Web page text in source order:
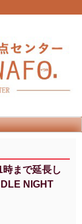
まで延長し
NIGHT